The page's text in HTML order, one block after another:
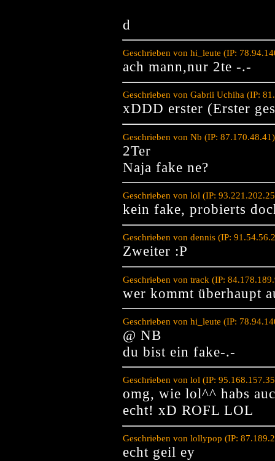
d
Geschrieben von hi_leute (IP:
ach mann,nur 2te -.-
Geschrieben von Gabrii Uchiha (IP:
xDDD erster (Erster
Geschrieben von Nb (IP:
2Ter
Naja fake ne?
Geschrieben von lol (IP:
kein fake, probierts
Geschrieben von dennis (IP:
Zweiter :P
Geschrieben von track (IP:
wer kommt überhaupt
Geschrieben von hi_leute (IP:
@ NB
du bist ein fake-.-
Geschrieben von lol (IP:
omg, wie lol^^ habs
echt! xD ROFL LOL
Geschrieben von lollypop (IP:
echt geil ey